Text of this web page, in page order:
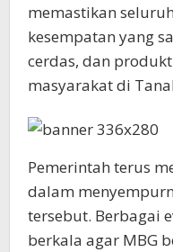
memastikan
kesempatan yang
cerdas, dan
masyarakat di
Pemerintah terus
dalam
tersebut. Berbagai
berkala agar MBG